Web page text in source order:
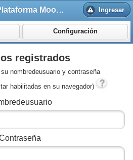
IESP. Plataforma Moodle Ingresar
Configuración
registrados
nombredeusuario y contraseña
habilitadas en su navegador)